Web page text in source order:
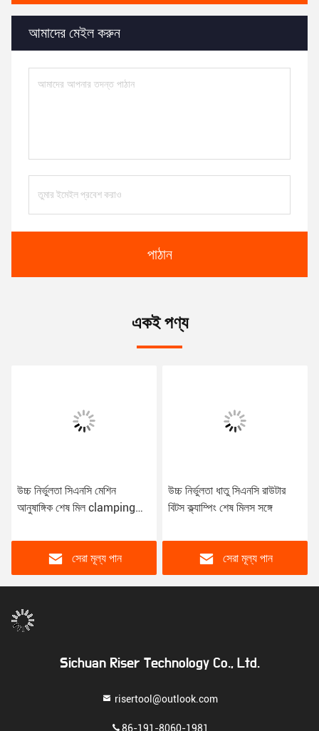
আমাদের মেইল ​​করুন
পাঠান
একই পণ্য
উচ্চ নির্ভুলতা সিএনসি মেশিন
আনুষাঙ্গিক শেষ মিল clamping
সেরা মূল্য পান
উচ্চ নির্ভুলতা ধাতু সিএনসি রাউটার
বিটস ক্ল্যাম্পিং শেষ মিলস সঙ্গে
সেরা মূল্য পান
Sichuan Riser Technology Co., Ltd.
risertool@outlook.com
86-191-8060-1981